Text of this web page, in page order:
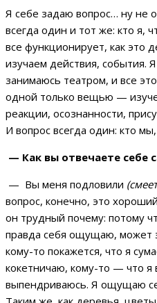
Я себе задаю вопрос… ну не
всегда один и тот же: кто я,
все функционирует, как это
изучаем действия, события.
занимаюсь театром, и все
одной только вещью —
реакции, осознанности,
И вопрос всегда один: кто мы,
— Как вы отвечаете себе
— Вы меня подловили
вопрос, конечно, это
он трудный почему: потому
правда себя ощущаю, может
кому-то покажется, что я
кокетничаю, кому-то — что я
выпендриваюсь. Я ощущаю